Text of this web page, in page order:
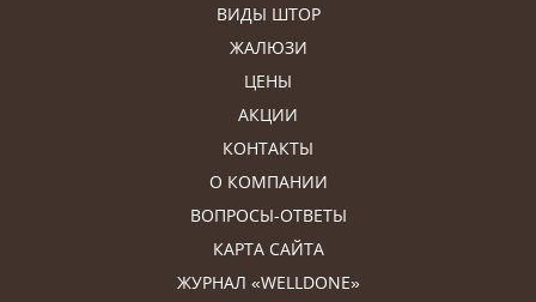
ВИДЫ ШТОР
ЖАЛЮЗИ
ЦЕНЫ
АКЦИИ
КОНТАКТЫ
О КОМПАНИИ
ВОПРОСЫ-ОТВЕТЫ
КАРТА САЙТА
ЖУРНАЛ «WELLDONE»